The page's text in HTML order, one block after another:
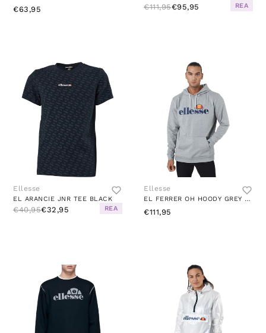
€63,95 €111,95€95,95 REA
Ellesse
EL ARANCIE JNR TEE BLACK
€40,95€32,95 REA
Ellesse
EL FERRER OH HOODY GREY MARL
€111,95